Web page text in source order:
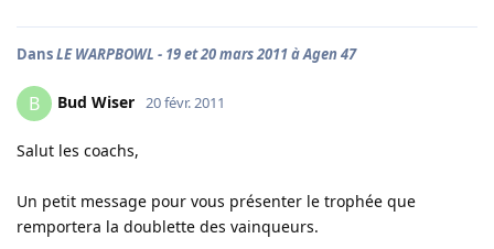
DansLE WARPBOWL - 19 et 20 mars 2011 à Agen 47
B Bud Wiser 20 févr. 2011
Salut les coachs,
Un petit message pour vous présenter le trophée que
remportera la doublette des vainqueurs.